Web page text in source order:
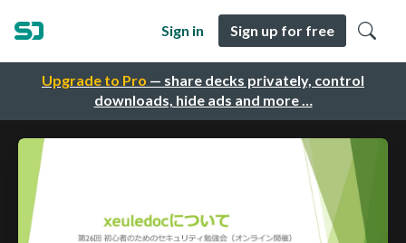
Upgrade to Pro — share decks privately, control
downloads, hide ads and more …
Sign in Sign up for free